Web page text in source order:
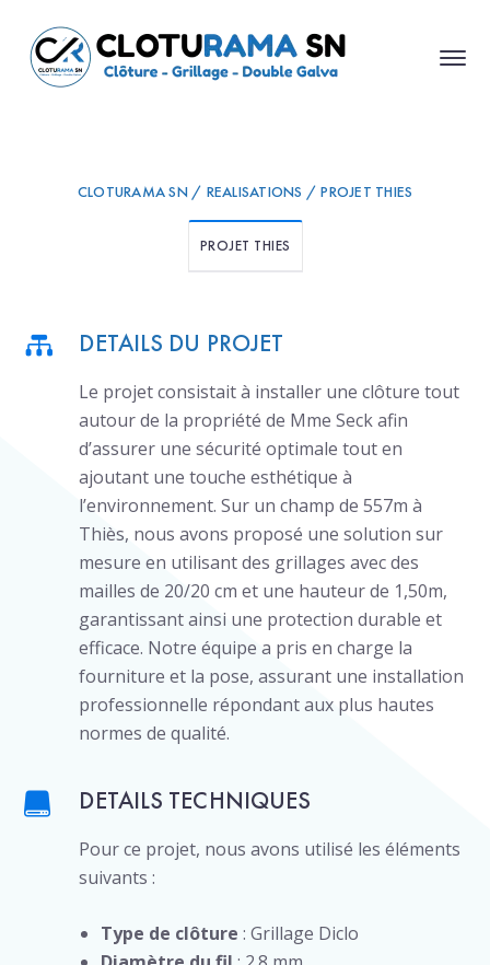
CLOTURAMA SN / REALISATIONS / PROJET THIES
PROJET THIES
DETAILS DU PROJET
Le projet consistait à installer une clôture tout
autour de la propriété de Mme Seck afin
d’assurer une sécurité optimale tout en
ajoutant une touche esthétique à
l’environnement. Sur un champ de 557m à
Thiès, nous avons proposé une solution sur
mesure en utilisant des grillages avec des
mailles de 20/20 cm et une hauteur de 1,50m,
garantissant ainsi une protection durable et
efficace. Notre équipe a pris en charge la
fourniture et la pose, assurant une installation
professionnelle répondant aux plus hautes
normes de qualité.
DETAILS TECHNIQUES
Pour ce projet, nous avons utilisé les éléments
suivants :
Type de clôture : Grillage Diclo